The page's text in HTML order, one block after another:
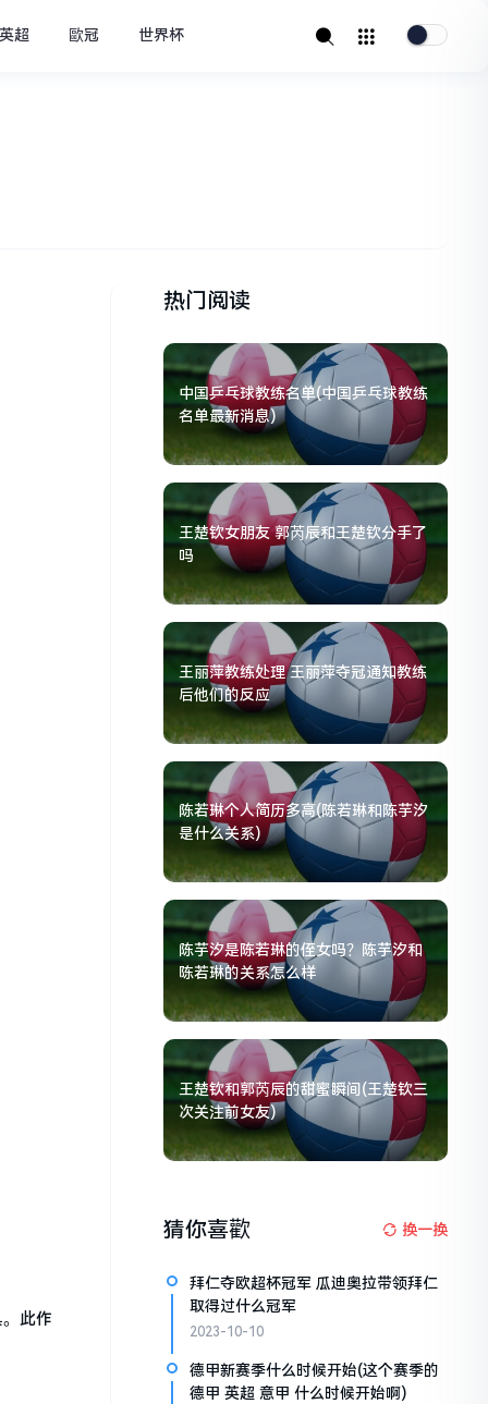
英超 歐冠 世界杯
此作
热门阅读
中国乒乓球教练名单(中国乒乓球教练
名单最新消息)
王楚钦女朋友 郭芮辰和王楚钦分手了
吗
王丽萍教练处理 王丽萍夺冠通知教练
后他们的反应
陈若琳个人简历多高(陈若琳和陈芋汐
是什么关系)
陈芋汐是陈若琳的侄女吗？陈芋汐和
陈若琳的关系怎么样
王楚钦和郭芮辰的甜蜜瞬间(王楚钦三
次关注前女友)
猜你喜歡 换一换
拜仁夺欧超杯冠军 瓜迪奥拉带领拜仁
取得过什么冠军
2023-10-10
德甲新赛季什么时候开始(这个赛季的
德甲 英超 意甲 什么时候开始啊)